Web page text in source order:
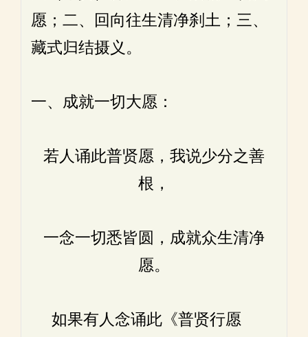
愿；二、回向往生清净刹土；三、
藏式归结摄义。
一、成就一切大愿：
若人诵此普贤愿，我说少分之善
根，
一念一切悉皆圆，成就众生清净
愿。
如果有人念诵此《普贤行愿